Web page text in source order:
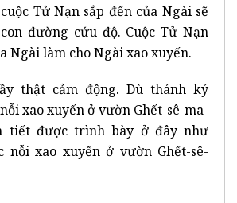
Tử Nạn sắp đến của Ngài sẽ
đường cứu độ. Cuộc Tử Nạn
Ngài làm cho Ngài xao xuyến.
thật cảm động. Dù thánh ký
xao xuyến ở vườn Ghết-sê-ma-
tiết được trình bày ở đây như
xao xuyến ở vườn Ghết-sê-